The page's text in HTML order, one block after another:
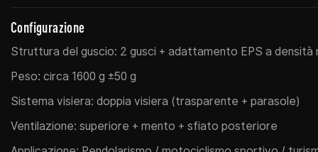
Configurazione
Struttura del guscio: 2 gusci + adattamento EPS a densità
Peso: circa 1600 g ±50 g
Sistema visiera: doppia visiera (trasparente + parasole)
Ventilazione: superiore + mento + sfiato posteriore